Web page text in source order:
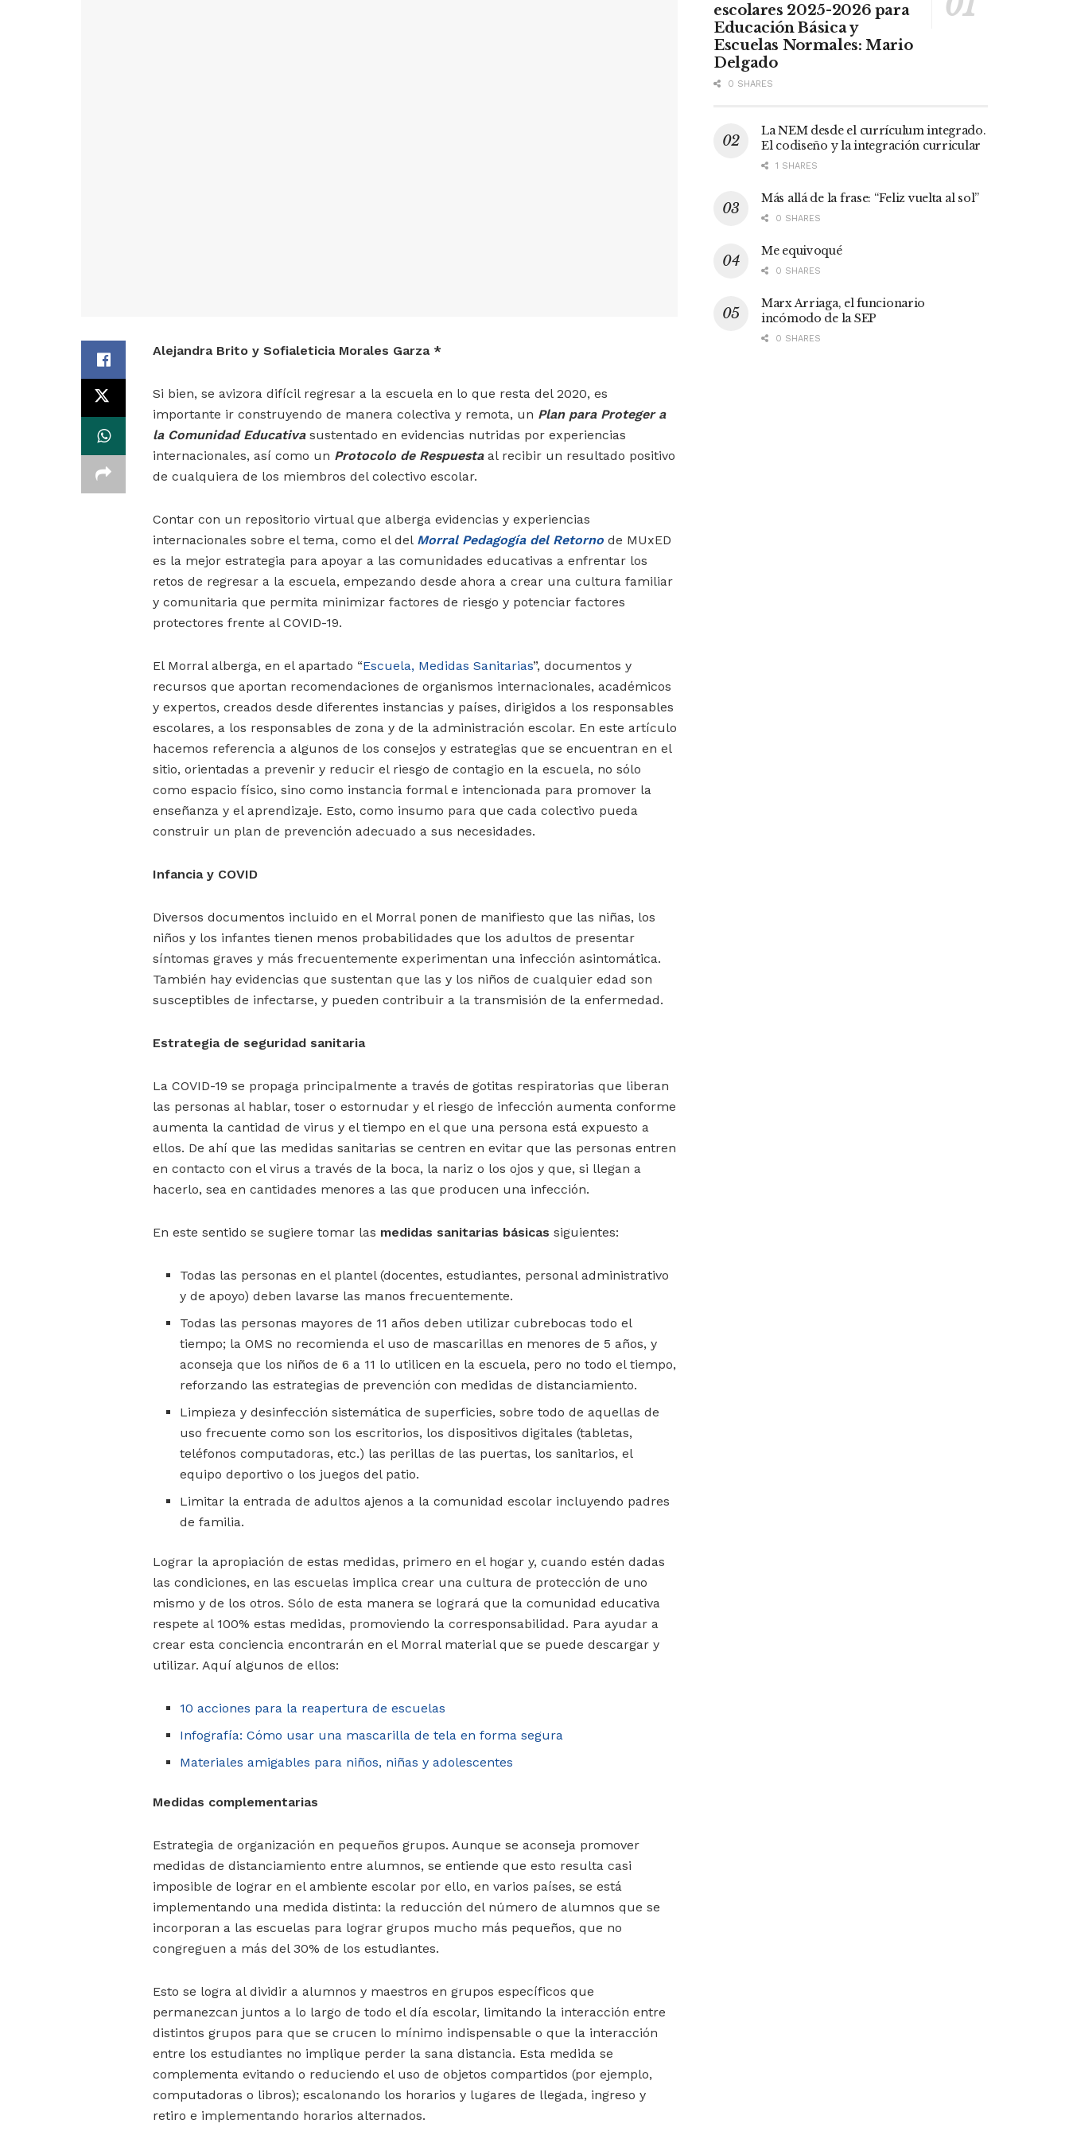
Alejandra Brito y Sofialeticia Morales Garza *
Si bien, se avizora difícil regresar a la escuela en lo que resta del 2020, es
importante ir construyendo de manera colectiva y remota, un Plan para Proteger a
la Comunidad Educativasustentado en evidencias nutridas por experiencias
internacionales, así como un Protocolo de Respuestaal recibir un resultado positivo
de cualquiera de los miembros del colectivo escolar.
Contar con un repositorio virtual que alberga evidencias y experiencias
internacionales sobre el tema, como el del Morral Pedagogía del Retorno de MUxED
es la mejor estrategia para apoyar a las comunidades educativas a enfrentar los
retos de regresar a la escuela, empezando desde ahora a crear una cultura familiar
y comunitaria que permita minimizar factores de riesgo y potenciar factores
protectores frente al COVID-19.
El Morral alberga, en el apartado “Escuela, Medidas Sanitarias”, documentos y
recursos que aportan recomendaciones de organismos internacionales, académicos
y expertos, creados desde diferentes instancias y países, dirigidos a los responsables
escolares, a los responsables de zona y de la administración escolar. En este artículo
hacemos referencia a algunos de los consejos y estrategias que se encuentran en el
sitio, orientadas a prevenir y reducir el riesgo de contagio en la escuela, no sólo
como espacio físico, sino como instancia formal e intencionada para promover la
enseñanza y el aprendizaje. Esto, como insumo para que cada colectivo pueda
construir un plan de prevención adecuado a sus necesidades.
Infancia y COVID
Diversos documentos incluido en el Morral ponen de manifiesto que las niñas, los
niños y los infantes tienen menos probabilidades que los adultos de presentar
síntomas graves y más frecuentemente experimentan una infección asintomática.
También hay evidencias que sustentan que las y los niños de cualquier edad son
susceptibles de infectarse, y pueden contribuir a la transmisión de la enfermedad.
Estrategia de seguridad sanitaria
La COVID-19 se propaga principalmente a través de gotitas respiratorias que liberan
las personas al hablar, toser o estornudar y el riesgo de infección aumenta conforme
aumenta la cantidad de virus y el tiempo en el que una persona está expuesto a
ellos. De ahí que las medidas sanitarias se centren en evitar que las personas entren
en contacto con el virus a través de la boca, la nariz o los ojos y que, si llegan a
hacerlo, sea en cantidades menores a las que producen una infección.
En este sentido se sugiere tomar las medidas sanitarias básicas siguientes:
Todas las personas en el plantel (docentes, estudiantes, personal administrativo
y de apoyo) deben lavarse las manos frecuentemente.
Todas las personas mayores de 11 años deben utilizar cubrebocas todo el
tiempo; la OMS no recomienda el uso de mascarillas en menores de 5 años, y
aconseja que los niños de 6 a 11 lo utilicen en la escuela, pero no todo el tiempo,
reforzando las estrategias de prevención con medidas de distanciamiento.
Limpieza y desinfección sistemática de superficies, sobre todo de aquellas de
uso frecuente como son los escritorios, los dispositivos digitales (tabletas,
teléfonos computadoras, etc.) las perillas de las puertas, los sanitarios, el
equipo deportivo o los juegos del patio.
Limitar la entrada de adultos ajenos a la comunidad escolar incluyendo padres
de familia.
Lograr la apropiación de estas medidas, primero en el hogar y, cuando estén dadas
las condiciones, en las escuelas implica crear una cultura de protección de uno
mismo y de los otros. Sólo de esta manera se logrará que la comunidad educativa
respete al 100% estas medidas, promoviendo la corresponsabilidad. Para ayudar a
crear esta conciencia encontrarán en el Morral material que se puede descargar y
utilizar. Aquí algunos de ellos:
10 acciones para la reapertura de escuelas
Infografía: Cómo usar una mascarilla de tela en forma segura
Materiales amigables para niños, niñas y adolescentes
Medidas complementarias
Estrategia de organización en pequeños grupos. Aunque se aconseja promover
medidas de distanciamiento entre alumnos, se entiende que esto resulta casi
imposible de lograr en el ambiente escolar por ello, en varios países, se está
implementando una medida distinta: la reducción del número de alumnos que se
incorporan a las escuelas para lograr grupos mucho más pequeños, que no
congreguen a más del 30% de los estudiantes.
Esto se logra al dividir a alumnos y maestros en grupos específicos que
permanezcan juntos a lo largo de todo el día escolar, limitando la interacción entre
distintos grupos para que se crucen lo mínimo indispensable o que la interacción
entre los estudiantes no implique perder la sana distancia. Esta medida se
complementa evitando o reduciendo el uso de objetos compartidos (por ejemplo,
computadoras o libros); escalonando los horarios y lugares de llegada, ingreso y
retiro e implementando horarios alternados.
escolares 2025-2026 para
Educación Básica y
Escuelas Normales: Mario
Delgado
0 SHARES
La NEM desde el currículum integrado.
El codiseño y la integración curricular
1 SHARES
Más allá de la frase: “Feliz vuelta al sol”
0 SHARES
Me equivoqué
0 SHARES
Marx Arriaga, el funcionario
incómodo de la SEP
0 SHARES